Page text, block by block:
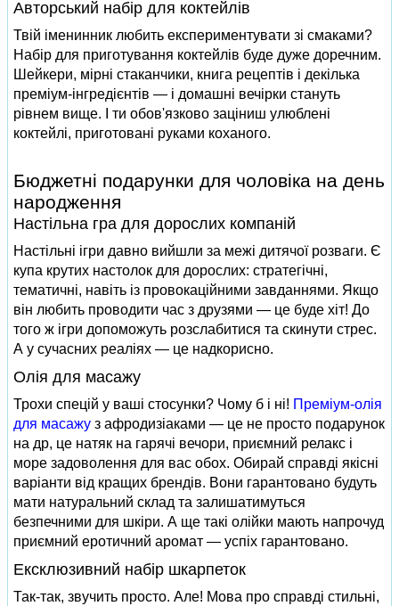
Авторський набір для коктейлів
Твій іменинник любить експериментувати зі смаками?
Набір для приготування коктейлів буде дуже доречним.
Шейкери, мірні стаканчики, книга рецептів і декілька
преміум-інгредієнтів — і домашні вечірки стануть
рівнем вище. І ти обов'язково заціниш улюблені
коктейлі, приготовані руками коханого.
Бюджетні подарунки для чоловіка на день
народження
Настільна гра для дорослих компаній
Настільні ігри давно вийшли за межі дитячої розваги. Є
купа крутих настолок для дорослих: стратегічні,
тематичні, навіть із провокаційними завданнями. Якщо
він любить проводити час з друзями — це буде хіт! До
того ж ігри допоможуть розслабитися та скинути стрес.
А у сучасних реаліях — це надкорисно.
Олія для масажу
Трохи спецій у ваші стосунки? Чому б і ні! Преміум-олія
для масажу з афродизіаками — це не просто подарунок
на др, це натяк на гарячі вечори, приємний релакс і
море задоволення для вас обох. Обирай справді якісні
варіанти від кращих брендів. Вони гарантовано будуть
мати натуральний склад та залишатимуться
безпечними для шкіри. А ще такі олійки мають напрочуд
приємний еротичний аромат — успіх гарантовано.
Ексклюзивний набір шкарпеток
Так-так, звучить просто. Але! Мова про справді стильні,